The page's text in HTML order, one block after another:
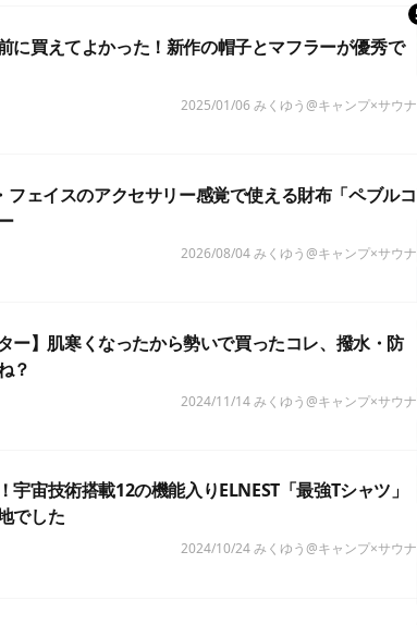
に買えてよかった！新作の帽子とマフラーが優秀で
2025/01/06 みくゆう@キャンプ×サウナ
ェイスのアクセサリー感覚で使える財布「ペブルコ
2026/08/04 みくゆう@キャンプ×サウナ
ー】肌寒くなったから勢いで買ったコレ、撥水・防
？
2024/11/14 みくゆう@キャンプ×サウナ
宙技術搭載12の機能入りELNEST「最強Tシャツ」
でした
2024/10/24 みくゆう@キャンプ×サウナ